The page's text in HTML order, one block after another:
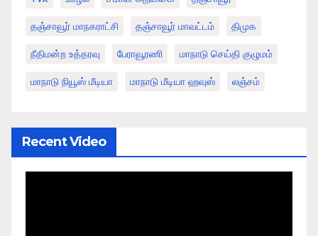
தஞ்சாவூர் மாநகராட்சி தஞ்சாவூர் மாவட்டம் திமுக
நீதிமன்ற உத்தரவு பேராவூரணி மாநாடு செய்தி குழுமம்
மாநாடு நியூஸ் மீடியா மாநாடு மீடியா ஹவுஸ் லஞ்சம்
Recent Video